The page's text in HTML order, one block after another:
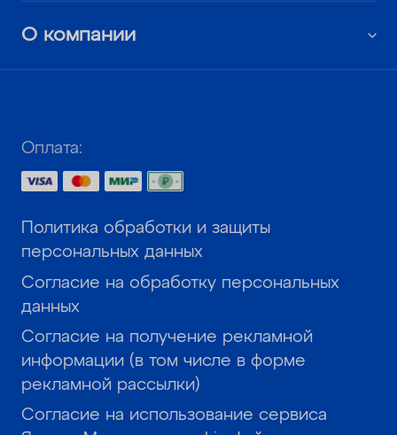
О компании
Оплата:
Политика обработки и защиты
персональных данных
Согласие на обработку персональных
данных
Согласие на получение рекламной
информации (в том числе в форме
рекламной рассылки)
Согласие на использование сервиса